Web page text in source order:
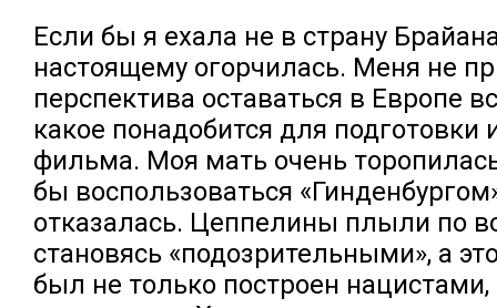
Если бы я ехала не в страну
настоящему огорчилась. Меня не
перспектива оставаться в Европе
какое понадобится для подготовки
фильма. Моя мать очень
бы воспользоваться
отказалась. Цеппелины плыли по
становясь «подозрительными», а
был не только построен